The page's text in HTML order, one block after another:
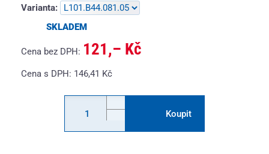
Varianta:
SKLADEM
Cena bez DPH: 121,– Kč
Cena s DPH: 146,41 Kč
Koupit